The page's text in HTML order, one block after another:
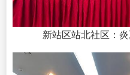
新站区站北社区：